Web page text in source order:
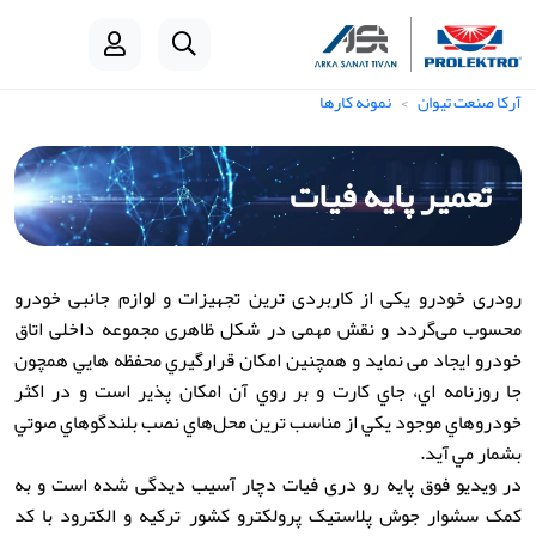
آرکا صنعت تیوان نمونه کارها
تعمیر پایه فیات
رودری خودرو یکی از کاربردی ترین تجهیزات و لوازم جانبی خودرو
محسوب می‌گردد و نقش مهمی در شکل ظاهری مجموعه داخلی اتاق
خودرو ایجاد می نماید و همچنین امكان قرارگيري محفظه هايي همچون
جا روزنامه اي، ‌جاي كارت و بر روي آن امكان پذير است و در اكثر
خودروهاي موجود يكي از مناسب ترين محل‌هاي نصب بلندگوهاي صوتي
بشمار مي آيد.
در ویدیو فوق پایه رو دری فیات دچار آسیب دیدگی شده است و به
کمک سشوار جوش پلاستیک پرولکترو کشور ترکیه و الکترود با کد